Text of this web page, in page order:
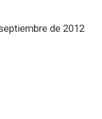
de 2012